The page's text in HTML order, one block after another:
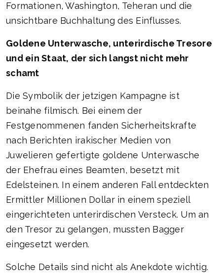
Formationen, Washington, Teheran und die
unsichtbare Buchhaltung des Einflusses.
Goldene Unterwasche, unterirdische Tresore
und ein Staat, der sich langst nicht mehr
schamt
Die Symbolik der jetzigen Kampagne ist
beinahe filmisch. Bei einem der
Festgenommenen fanden Sicherheitskrafte
nach Berichten irakischer Medien von
Juwelieren gefertigte goldene Unterwasche
der Ehefrau eines Beamten, besetzt mit
Edelsteinen. In einem anderen Fall entdeckten
Ermittler Millionen Dollar in einem speziell
eingerichteten unterirdischen Versteck. Um an
den Tresor zu gelangen, mussten Bagger
eingesetzt werden.
Solche Details sind nicht als Anekdote wichtig.